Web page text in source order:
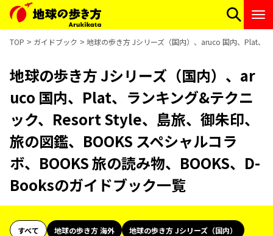
TOP ガイドブック 地球の歩き方 Jシリーズ（国内）、aruco 国内、Plat、
地球の歩き方 Jシリーズ（国内）、ar
uco 国内、Plat、ランキング&テクニ
ック、Resort Style、島旅、御朱印、
旅の図鑑、BOOKS スペシャルコラ
ボ、BOOKS 旅の読み物、BOOKS、D-
Booksのガイドブック一覧
すべて 地球の歩き方 海外
地球の歩き方 Jシリーズ（国内）